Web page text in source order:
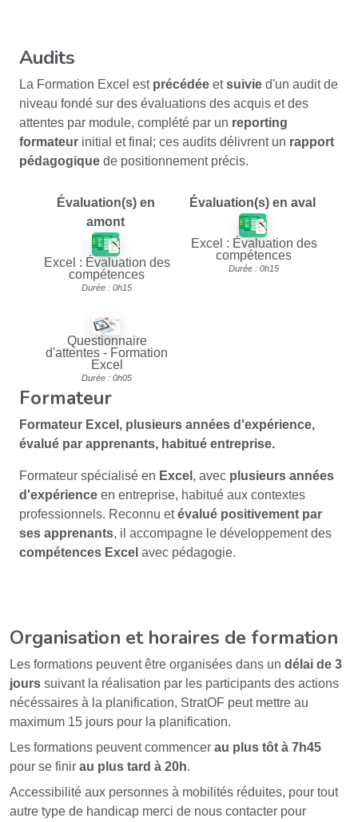
Audits
La Formation Excel est précédée etsuivie d'un audit de
niveau fondé sur des évaluations des acquis et des
attentes par module, complété par un reporting
formateur initial et final; ces audits délivrent un rapport
pédagogique de positionnement précis.
Évaluation(s) en
amont
Excel : Évaluation des
compétences
Durée : 0h15
Questionnaire
d'attentes - Formation
Excel
Durée : 0h05
Évaluation(s) en aval
Excel : Évaluation des
compétences
Durée : 0h15
Formateur
Formateur Excel , plusieurs années d'expérience,
évalué par apprenants, habitué entreprise.
Formateur spécialisé en Excel , avec plusieurs années
d'expérience en entreprise, habitué aux contextes
professionnels. Reconnu etévalué positivement par
ses apprenants, il accompagne le développement des
compétences Excel avec pédagogie.
Organisation et horaires de formation
Les formations peuvent être organisées dans un délai de 3
jours suivant la réalisation par les participants des actions
nécéssaires à la planification, StratOF peut mettre au
maximum 15 jours pour la planification.
Les formations peuvent commencer au plus tôt à 7h45
pour se finir au plus tard à 20h.
Accessibilité aux personnes à mobilités réduites, pour tout
autre type de handicap merci de nous contacter pour